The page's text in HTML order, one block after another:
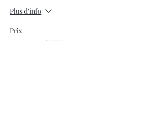
Plus d'info
Prix
200.00 CHF